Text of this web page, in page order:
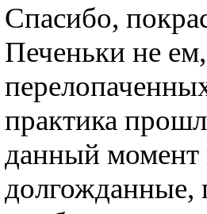
Спасибо,
Печеньки не
практика
данный момент
долгожданные,